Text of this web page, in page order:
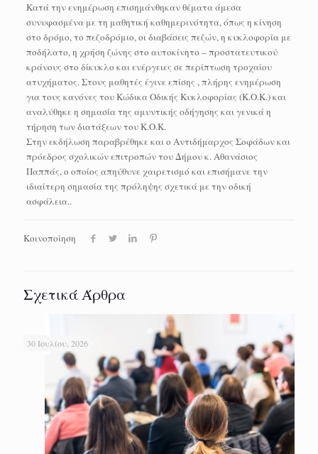
Κατά την ενημέρωση επισημάνθηκαν θέματα άμεσα
συνυφασμένα με τη μαθητική καθημερινότητα, όπως η κίνηση
στο δρόμο, το πεζοδρόμιο, οι διαβάσεις πεζών, η κυκλοφορία με
ποδήλατο, η χρήση ζώνης στο αυτοκίνητο – προστατευτικού
κράνους στο δίκυκλο και ενέργειες σε περίπτωση τροχαίου
ατυχήματος. Στους μαθητές έγινε επίσης , πλήρης ενημέρωση
για τους κανόνες του Κώδικα Οδικής Κυκλοφορίας (Κ.Ο.Κ.) και
αναλύθηκε η σημασία της αμυντικής οδήγησης και γενικά η
τήρηση των διατάξεων του Κ.Ο.Κ.
Στην εκδήλωση παραβρέθηκε και ο Αντιδήμαρχος Σοφάδων και
πρόεδρος σχολικών επιτροπών του Δήμου κ. Αθανάσιος
Παππάς, ο οποίος απηύθυνε χαιρετισμό και επισήμανε την
ιδιαίτερη σημασία της πρόληψης σχετικά με την οδική
ασφάλεια..
Κοινοποίηση
Σχετικά Άρθρα
30 Ιουλίου, 2026